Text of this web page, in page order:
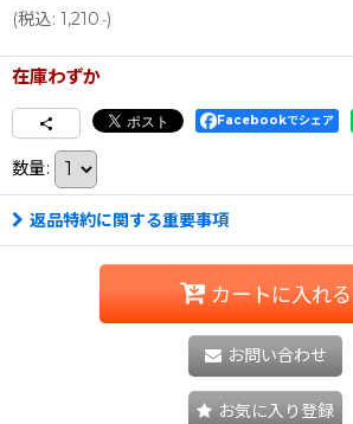
(税込: 1,210.-)
在庫わずか
Facebookでシェア
数量:
返品特約に関する重要事項
カートに入れる
お問い合わせ
お気に入り登録